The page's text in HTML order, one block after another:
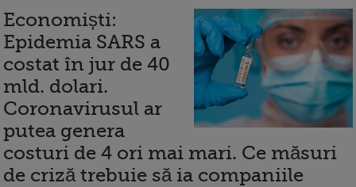
Economiști:
Epidemia SARS a
costat în jur de 40
mld. dolari.
Coronavirusul ar
putea genera
costuri de 4 ori mai mari. Ce măsuri
de criză trebuie să ia companiile